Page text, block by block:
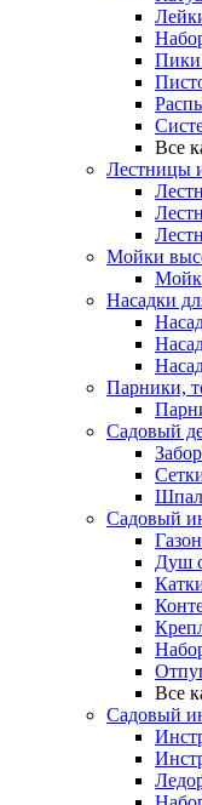
Пики
Все
Лестницы
Мойки
Насадки
Парники,
Садовый
Садовый
Душ
Все
Садовый